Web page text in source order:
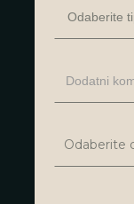
Odaberite